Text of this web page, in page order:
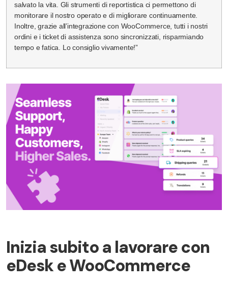
salvato la vita. Gli strumenti di reportistica ci permettono di
monitorare il nostro operato e di migliorare continuamente.
Inoltre, grazie all’integrazione con WooCommerce, tutti i nostri
ordini e i ticket di assistenza sono sincronizzati, risparmiando
tempo e fatica. Lo consiglio vivamente!”
Inizia subito a lavorare con
eDesk e WooCommerce